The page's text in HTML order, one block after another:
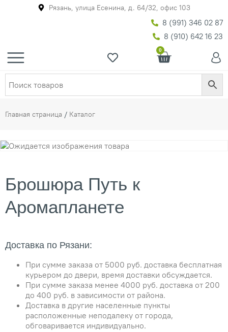
Рязань, улица Есенина, д. 64/32, офис 103
8 (991) 346 02 87
8 (910) 642 16 23
0
Главная страница / Каталог
Брошюра Путь к
Аромапланете
Доставка по Рязани:
При сумме заказа от 5000 руб. доставка бесплатная
курьером до двери, время доставки обсуждается.
При сумме заказа менее 4000 руб. доставка от 200
до 400 руб. в зависимости от района.
Доставка в другие населенные пункты
расположенные неподалеку от города,
обговаривается индивидуально.